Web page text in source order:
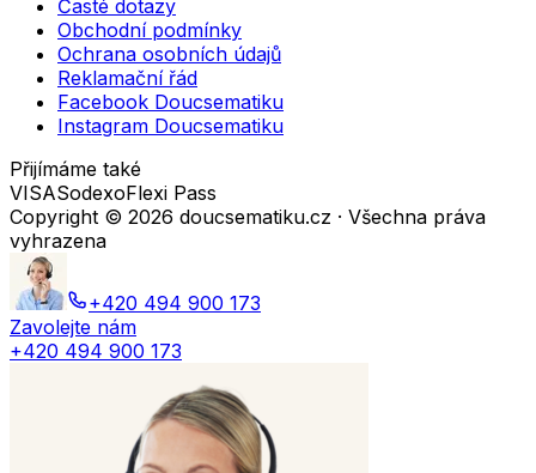
Časté dotazy
Obchodní podmínky
Ochrana osobních údajů
Reklamační řád
Facebook Doucsematiku
Instagram Doucsematiku
Přijímáme také
VISASodexoFlexi Pass
Copyright © 2026 doucsematiku.cz · Všechna práva
vyhrazena
+420 494 900 173
Zavolejte nám
+420 494 900 173